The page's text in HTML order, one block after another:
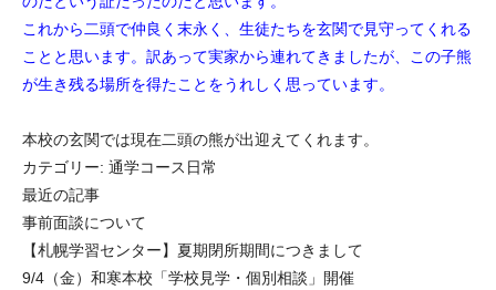
これから二頭で仲良く末永く、生徒たちを玄関で見守ってくれる
ことと思います。訳あって実家から連れてきましたが、この子熊
が生き残る場所を得たことをうれしく思っています。
本校の玄関では現在二頭の熊が出迎えてくれます。
カテゴリー: 通学コース日常
最近の記事
事前面談について
【札幌学習センター】夏期閉所期間につきまして
9/4（金）和寒本校「学校見学・個別相談」開催